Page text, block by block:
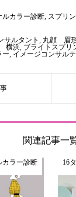
ルカラー診断, スプリ
サルタント , 丸顔 眉
横浜, ブライトスプリ
ー, イメージコンサル
関連記事一
カラー診断 16